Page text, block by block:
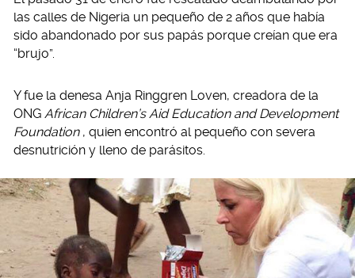
las calles de Nigeria un pequeño de 2 años que había
sido abandonado por sus papás porque creían que era
“brujo”.
Y fue la denesa Anja Ringgren Loven, creadora de la
ONG African Children’s Aid Education and Development
Foundation , quien encontró al pequeño con severa
desnutrición y lleno de parásitos.